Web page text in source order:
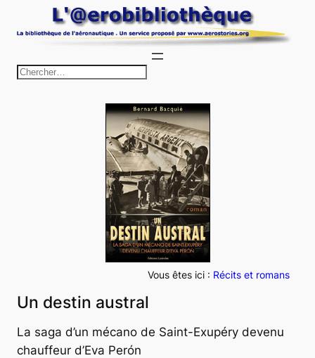
au
c
h
e
r
c
h
e
r
Vous êtes ici : Récits et romans
Un destin austral
La saga d’un mécano de Saint-Exupéry devenu
chauffeur d’Eva Perón